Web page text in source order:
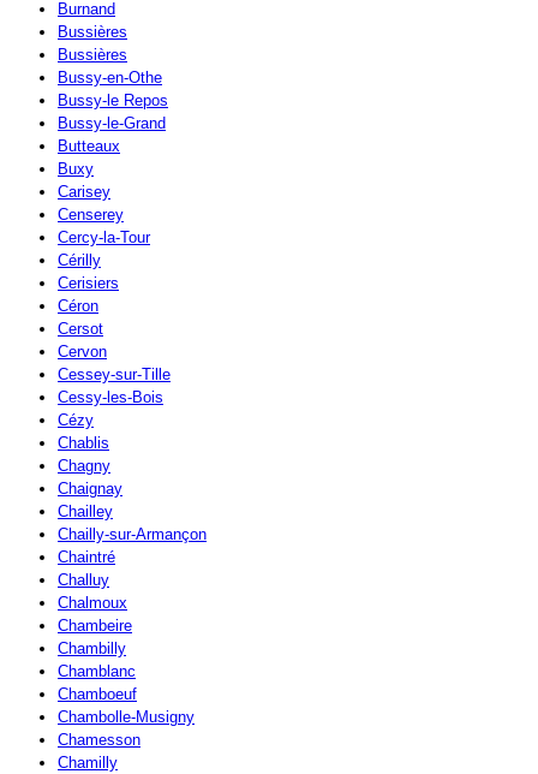
Burnand
Bussières
Bussières
Bussy-en-Othe
Bussy-le Repos
Bussy-le-Grand
Butteaux
Buxy
Carisey
Censerey
Cercy-la-Tour
Cérilly
Cerisiers
Céron
Cersot
Cervon
Cessey-sur-Tille
Cessy-les-Bois
Cézy
Chablis
Chagny
Chaignay
Chailley
Chailly-sur-Armançon
Chaintré
Challuy
Chalmoux
Chambeire
Chambilly
Chamblanc
Chamboeuf
Chambolle-Musigny
Chamesson
Chamilly